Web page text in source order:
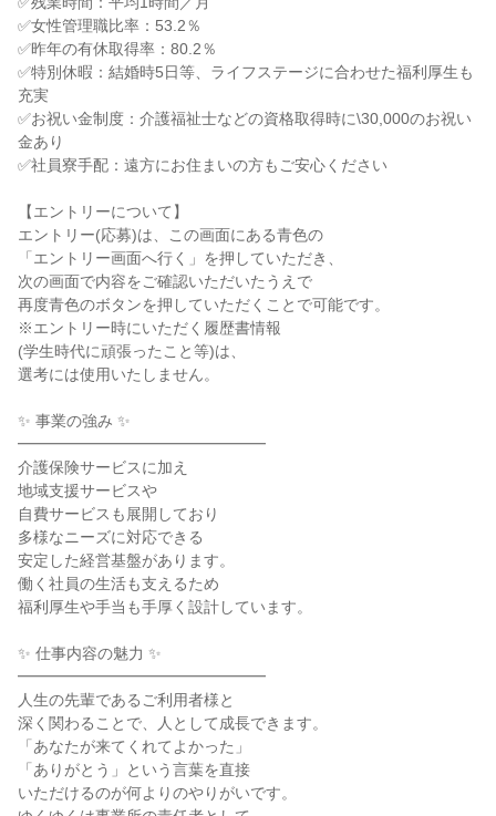
✅女性管理職比率：53.2％
✅昨年の有休取得率：80.2％
✅特別休暇：結婚時5日等、ライフステージに合わせた福利厚生も
充実
✅お祝い金制度：介護福祉士などの資格取得時に\30,000のお祝い
金あり
✅社員寮手配：遠方にお住まいの方もご安心ください
【エントリーについて】
エントリー(応募)は、この画面にある青色の
「エントリー画面へ行く」を押していただき、
次の画面で内容をご確認いただいたうえで
再度青色のボタンを押していただくことで可能です。
※エントリー時にいただく履歴書情報
(学生時代に頑張ったこと等)は、
選考には使用いたしません。
✨ 事業の強み ✨
━━━━━━━━━━━━━━━━
介護保険サービスに加え
地域支援サービスや
自費サービスも展開しており
多様なニーズに対応できる
安定した経営基盤があります。
働く社員の生活も支えるため
福利厚生や手当も手厚く設計しています。
✨ 仕事内容の魅力 ✨
━━━━━━━━━━━━━━━━
人生の先輩であるご利用者様と
深く関わることで、人として成長できます。
「あなたが来てくれてよかった」
「ありがとう」という言葉を直接
いただけるのが何よりのやりがいです。